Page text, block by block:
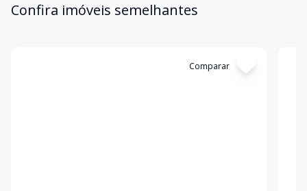
Confira imóveis semelhantes
Comparar